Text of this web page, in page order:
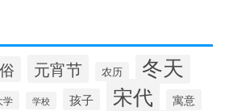
元宵节 农历 冬天
学 学校 孩子 宋代 寓意